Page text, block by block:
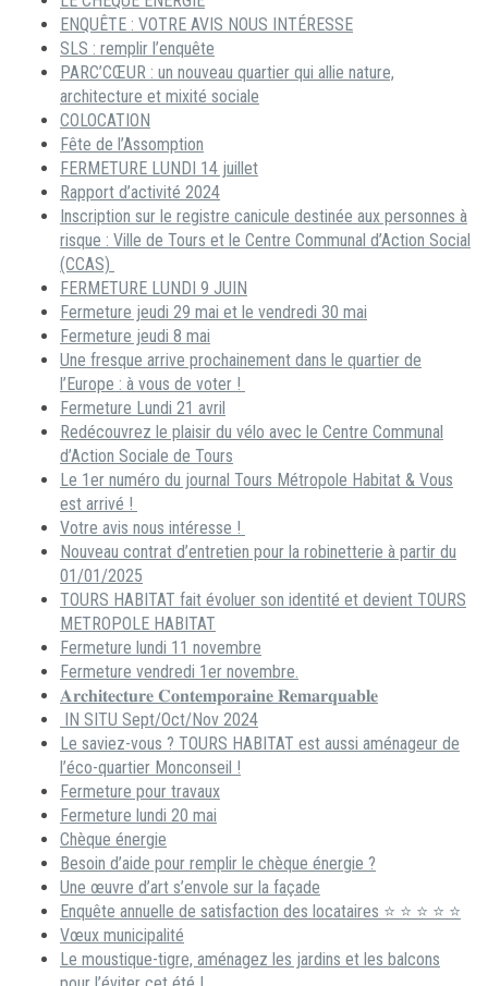
ENQUÊTE : VOTRE AVIS NOUS INTÉRESSE
SLS : remplir l’enquête
PARC’CŒUR : un nouveau quartier qui allie nature,
architecture et mixité sociale
COLOCATION
Fête de l’Assomption
FERMETURE LUNDI 14 juillet
Rapport d’activité 2024
Inscription sur le registre canicule destinée aux personnes à
risque : Ville de Tours et le Centre Communal d’Action Social
(CCAS)
FERMETURE LUNDI 9 JUIN
Fermeture jeudi 29 mai et le vendredi 30 mai
Fermeture jeudi 8 mai
Une fresque arrive prochainement dans le quartier de
l’Europe : à vous de voter !
Fermeture Lundi 21 avril
Redécouvrez le plaisir du vélo avec le Centre Communal
d’Action Sociale de Tours
Le 1er numéro du journal Tours Métropole Habitat & Vous
est arrivé !
Votre avis nous intéresse !
Nouveau contrat d’entretien pour la robinetterie à partir du
01/01/2025
TOURS HABITAT fait évoluer son identité et devient TOURS
METROPOLE HABITAT
Fermeture lundi 11 novembre
Fermeture vendredi 1er novembre.
𝐀𝐫𝐜𝐡𝐢𝐭𝐞𝐜𝐭𝐮𝐫𝐞 𝐂𝐨𝐧𝐭𝐞𝐦𝐩𝐨𝐫𝐚𝐢𝐧𝐞 𝐑𝐞𝐦𝐚𝐫𝐪𝐮𝐚𝐛𝐥𝐞
IN SITU Sept/Oct/Nov 2024
Le saviez-vous ? TOURS HABITAT est aussi aménageur de
l’éco-quartier Monconseil !
Fermeture pour travaux
Fermeture lundi 20 mai
Chèque énergie
Besoin d’aide pour remplir le chèque énergie ?
Une œuvre d’art s’envole sur la façade
Enquête annuelle de satisfaction des locataires ⭐ ⭐ ⭐ ⭐ ⭐
Vœux municipalité
Le moustique-tigre, aménagez les jardins et les balcons